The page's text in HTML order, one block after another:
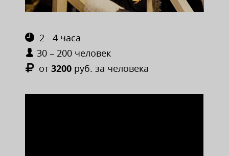
2 - 4 часа
30 – 200 человек
от3200 руб. за человека